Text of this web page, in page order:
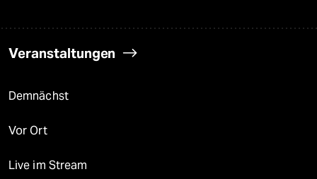
Veranstaltungen
Demnächst
Vor Ort
Live im Stream